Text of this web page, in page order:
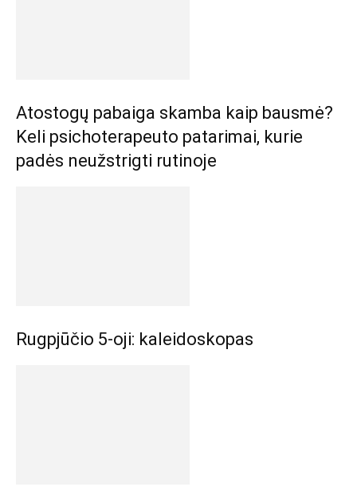
Atostogų pabaiga skamba kaip bausmė?
Keli psichoterapeuto patarimai, kurie
padės neužstrigti rutinoje
Rugpjūčio 5-oji: kaleidoskopas